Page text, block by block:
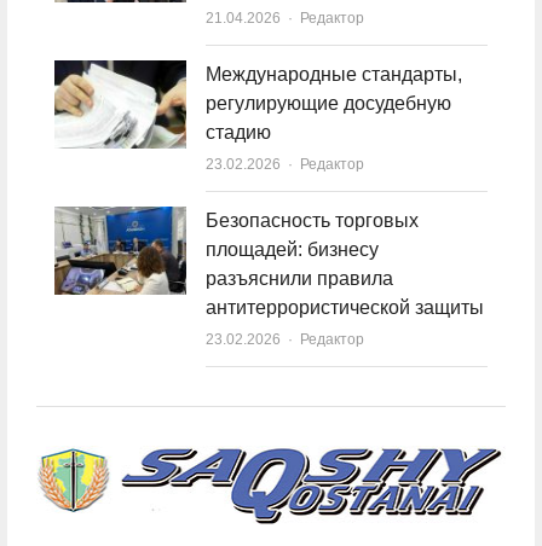
21.04.2026 Author
Редактор
Международные стандарты,
регулирующие досудебную
стадию
23.02.2026 Author
Редактор
Безопасность торговых
площадей: бизнесу
разъяснили правила
антитеррористической защиты
23.02.2026 Author
Редактор